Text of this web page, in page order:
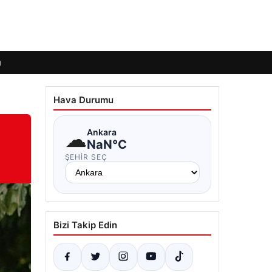
Hava Durumu
☁Ankara
NaN°C
ŞEHIR SEÇ
Bizi Takip Edin